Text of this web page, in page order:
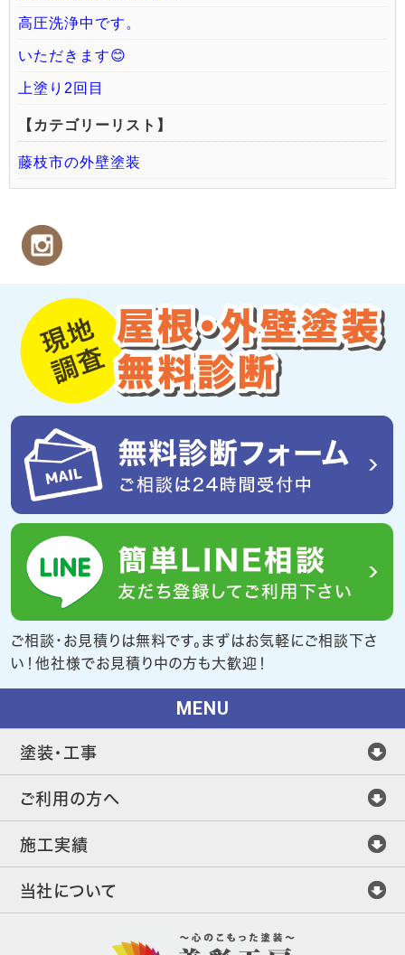
高圧洗浄中です。
いただきます😊
上塗り2回目
【カテゴリーリスト】
藤枝市の外壁塗装
ご相談・お見積りは無料です。まずはお気軽にご相談下さ
い！他社様でお見積り中の方も大歓迎！
MENU
塗装・工事
ご利用の方へ
施工実績
当社について